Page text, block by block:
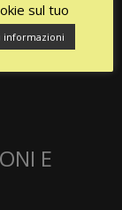
alberghiere ed
di qualità
E
sul tuo
informazioni